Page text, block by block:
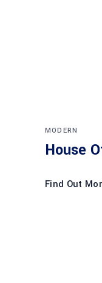
MODERN
House
Find Out